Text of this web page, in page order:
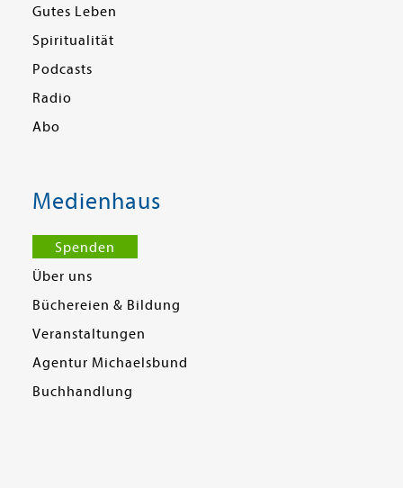
Gutes Leben
Spiritualität
Podcasts
Radio
Abo
Medienhaus
Spenden
Über uns
Büchereien & Bildung
Veranstaltungen
Agentur Michaelsbund
Buchhandlung